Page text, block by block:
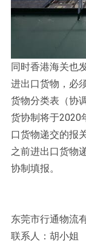
同时香港海关也
进出口货物，必
货物分类表（协
货协制将于2020
口货物递交的报
之前进出口货物
协制填报。
东莞市行通物流
联系人：胡小姐